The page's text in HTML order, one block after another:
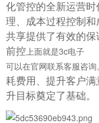
化管控的全新运营
理、成本过程控制
共享提供了有效的
前控 上面就是3c电子
可以在官网联系客服咨询。
耗费用、提升客户
升目标奠定了基础。